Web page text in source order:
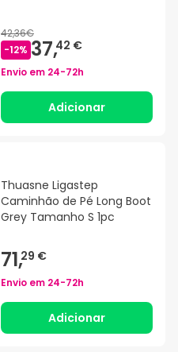
42,36€
-12% 37,42 €
Envio em 24-72h
Adicionar
Thuasne Ligastep
Caminhão de Pé Long Boot
Grey Tamanho S 1pc
71,29 €
Envio em 24-72h
Adicionar